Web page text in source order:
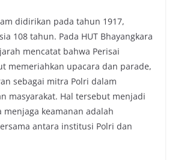
didirikan pada tahun 1917,
108 tahun. Pada HUT Bhayangkara
mencatat bahwa Perisai
memeriahkan upacara dan parade,
sebagai mitra Polri dalam
masyarakat. Hal tersebut menjadi
keamanan adalah
antara institusi Polri dan